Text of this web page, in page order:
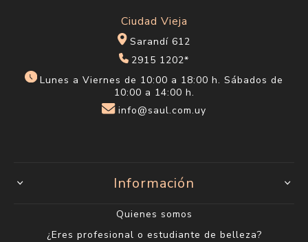
Ciudad Vieja
Sarandí 612
2915 1202*
Lunes a Viernes de 10:00 a 18:00 h. Sábados de
10:00 a 14:00 h.
info@saul.com.uy
Información
Quienes somos
¿Eres profesional o estudiante de belleza?